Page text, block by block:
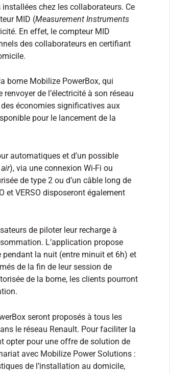
chez les collaborateurs. Ce
MID (Measurement Instruments
En effet, le compteur MID
des collaborateurs en certifiant
borne Mobilize PowerBox, qui
de l’électricité à son réseau
économies significatives aux
pour le lancement de la
automatiques et d’un possible
), via une connexion Wi-Fi ou
de type 2 ou d’un câble long de
et VERSO disposeront également
de piloter leur recharge à
L’application propose
la nuit (entre minuit et 6h) et
de la fin de leur session de
de la borne, les clients pourront
seront proposés à tous les
le réseau Renault. Pour faciliter la
opter pour une offre de solution de
avec Mobilize Power Solutions :
de l’installation au domicile,